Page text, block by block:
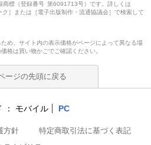
商標（登録番号 第6091713号）です。詳しくは
ク］または［電子出版制作・流通協議会］で検索して
め、サイト内の表示価格がページによって異なる場
格は買い物かごでご確認ください。
ージの先頭に戻る
モバイル PC
方針
特定商取引法に基づく表記